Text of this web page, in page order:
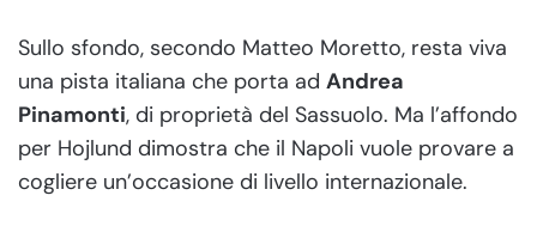
Sullo sfondo, secondo Matteo Moretto, resta viva
una pista italiana che porta ad Andrea
Pinamonti, di proprietà del Sassuolo. Ma l’affondo
per Hojlund dimostra che il Napoli vuole provare a
cogliere un’occasione di livello internazionale.